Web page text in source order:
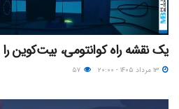
یک نقشه راه کوانتومی، بیت‌کوین را